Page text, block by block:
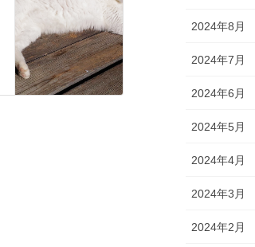
2024年8月
2024年7月
2024年6月
2024年5月
2024年4月
2024年3月
2024年2月